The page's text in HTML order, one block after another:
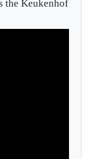
the Keukenhof